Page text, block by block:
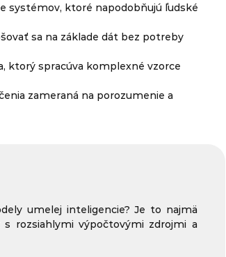
systémov, ktoré napodobňujú ľudské
sa na základe dát bez potreby
ktorý spracúva komplexné vzorce
zameraná na porozumenie a
umelej inteligencie? Je to najmä
rozsiahlymi výpočtovými zdrojmi a